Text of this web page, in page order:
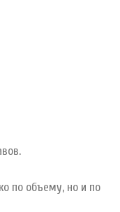
по объему, но и по